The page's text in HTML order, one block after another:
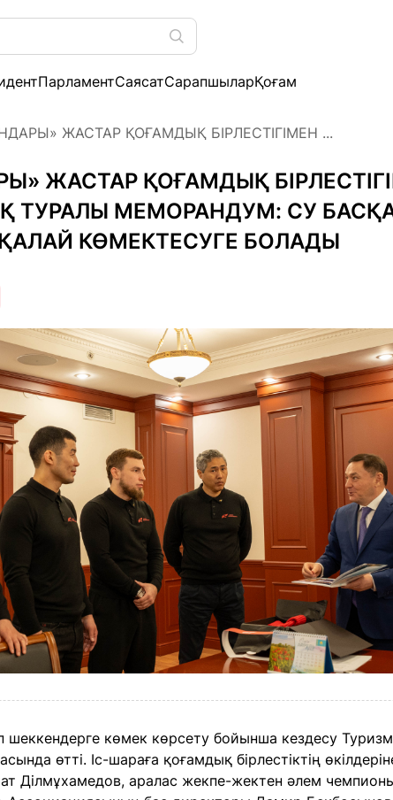
ПарламентСаясатСарапшыларҚоғам
ЖАСТАР ҚОҒАМДЫҚ БІРЛЕСТІГІМЕН ...
ЖАСТАР ҚОҒАМДЫҚ
ТУРАЛЫ МЕМОРАНДУМ: СУ
КӨМЕКТЕСУГЕ БОЛАДЫ
шеккендерге көмек көрсету бойынша кездесу
өтті. Іс-шараға қоғамдық бірлестіктің
Ділмұхамедов, аралас жекпе-жектен әлем